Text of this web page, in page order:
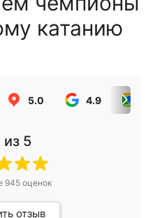
катанию
5.0 4.9
из 5
945оценок
отзыв